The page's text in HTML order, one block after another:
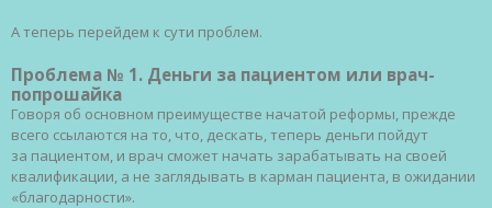
А теперь перейдем к сути проблем.
Проблема № 1. Деньги за пациентом или врач-
попрошайка
Говоря об основном преимуществе начатой реформы, прежде
всего ссылаются на то, что, дескать, теперь деньги пойдут
за пациентом, и врач сможет начать зарабатывать на своей
квалификации, а не заглядывать в карман пациента, в ожидании
«благодарности».